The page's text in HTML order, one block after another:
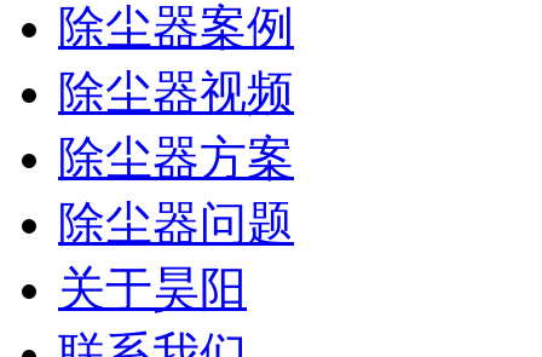
除尘器案例
除尘器视频
除尘器方案
除尘器问题
关于昊阳